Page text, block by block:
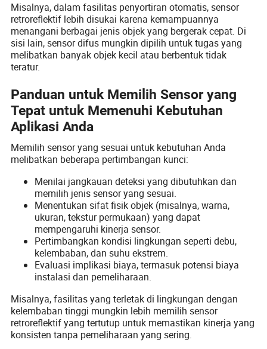
Misalnya, dalam fasilitas penyortiran otomatis, sensor
retroreflektif lebih disukai karena kemampuannya
menangani berbagai jenis objek yang bergerak cepat. Di
sisi lain, sensor difus mungkin dipilih untuk tugas yang
melibatkan banyak objek kecil atau berbentuk tidak
teratur.
Panduan untuk Memilih Sensor yang
Tepat untuk Memenuhi Kebutuhan
Aplikasi Anda
Memilih sensor yang sesuai untuk kebutuhan Anda
melibatkan beberapa pertimbangan kunci:
Menilai jangkauan deteksi yang dibutuhkan dan
memilih jenis sensor yang sesuai.
Menentukan sifat fisik objek (misalnya, warna,
ukuran, tekstur permukaan) yang dapat
mempengaruhi kinerja sensor.
Pertimbangkan kondisi lingkungan seperti debu,
kelembaban, dan suhu ekstrem.
Evaluasi implikasi biaya, termasuk potensi biaya
instalasi dan pemeliharaan.
Misalnya, fasilitas yang terletak di lingkungan dengan
kelembaban tinggi mungkin lebih memilih sensor
retroreflektif yang tertutup untuk memastikan kinerja yang
konsisten tanpa pemeliharaan yang sering.